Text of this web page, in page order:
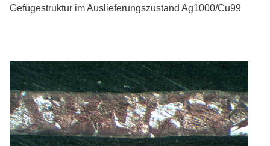
Gefügestruktur im Auslieferungszustand Ag1000/Cu99